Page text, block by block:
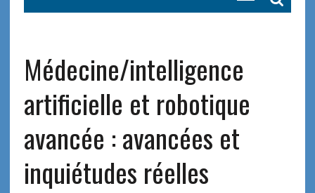
Médecine/intelligence
artificielle et robotique
avancée : avancées et
inquiétudes réelles